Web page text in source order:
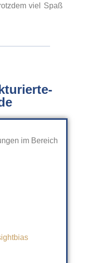
viel Spaß
im Bereich